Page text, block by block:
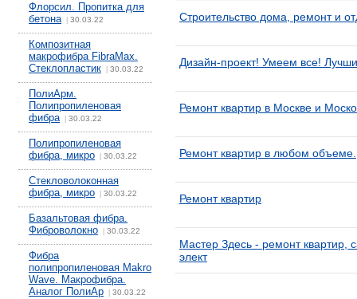
Флорсил. Пропитка для
бетона| 30.03.22
Композитная
макрофибра FibraMax.
Стеклопластик
30.03.22
ПолиАрм.
Полипропиленовая
фибра| 30.03.22
Полипропиленовая
фибра, микро
30.03.22
Стекловолоконная
фибра, микро
30.03.22
Базальтовая фибра.
Фиброволокно
30.03.22
Фибра
полипропиленовая Makro
Wave. Макрофибра.
Аналог ПолиАр
30.03.22
Строительство дома, ремонт и
Дизайн-проект! Умеем все!
Ремонт квартир в Москве и
Ремонт квартир в любом объеме.
Ремонт квартир
Мастер Здесь - ремонт квартир,
элект